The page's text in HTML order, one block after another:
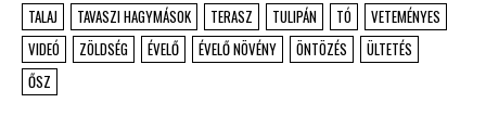
TALAJ
TAVASZI HAGYMÁSOK TERASZ TULIPÁN TÓ
VETEMÉNYES
VIDEÓ
ZÖLDSÉG ÉVELŐ ÉVELŐ NÖVÉNY ÖNTÖZÉS
ÜLTETÉS
ŐSZ